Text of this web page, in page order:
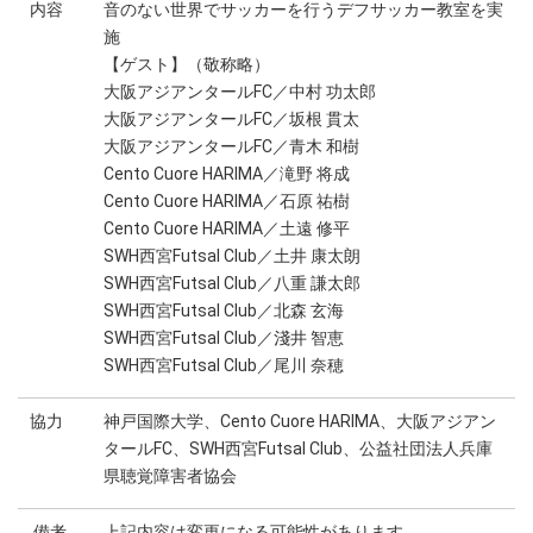
内容
音のない世界でサッカーを行うデフサッカー教室を実
施
【ゲスト】（敬称略）
大阪アジアンタールFC／中村 功太郎
大阪アジアンタールFC／坂根 貫太
大阪アジアンタールFC／青木 和樹
Cento Cuore HARIMA／滝野 将成
Cento Cuore HARIMA／石原 祐樹
Cento Cuore HARIMA／土遠 修平
SWH西宮Futsal Club／土井 康太朗
SWH西宮Futsal Club／八重 謙太郎
SWH西宮Futsal Club／北森 玄海
SWH西宮Futsal Club／淺井 智恵
SWH西宮Futsal Club／尾川 奈穂
協力
神戸国際大学、Cento Cuore HARIMA、大阪アジアン
タールFC、SWH西宮Futsal Club、公益社団法人兵庫
県聴覚障害者協会